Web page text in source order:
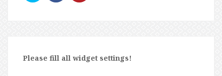
Please fill all widget settings!